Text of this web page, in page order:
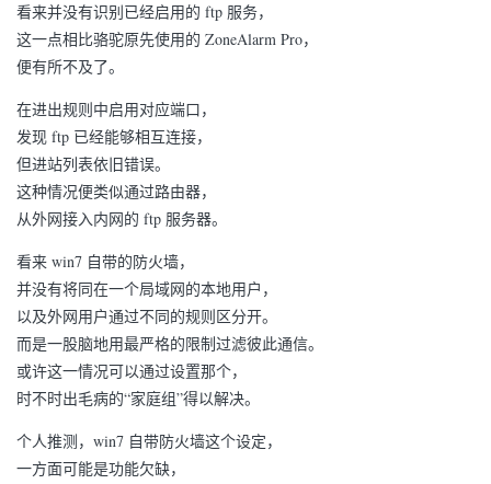
看来并没有识别已经启用的 ftp 服务，
这一点相比骆驼原先使用的 ZoneAlarm Pro，
便有所不及了。
在进出规则中启用对应端口，
发现 ftp 已经能够相互连接，
但进站列表依旧错误。
这种情况便类似通过路由器，
从外网接入内网的 ftp 服务器。
看来 win7 自带的防火墙，
并没有将同在一个局域网的本地用户，
以及外网用户通过不同的规则区分开。
而是一股脑地用最严格的限制过滤彼此通信。
或许这一情况可以通过设置那个，
时不时出毛病的“家庭组”得以解决。
个人推测，win7 自带防火墙这个设定，
一方面可能是功能欠缺，